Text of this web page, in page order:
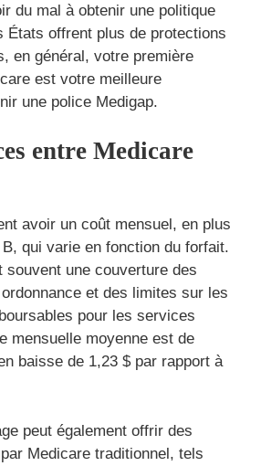
du mal à obtenir une politique
États offrent plus de protections
en général, votre première
est votre meilleure
une police Medigap.
entre Medicare
avoir un coût mensuel, en plus
qui varie en fonction du forfait.
souvent une couverture des
et des limites sur les
pour les services
mensuelle moyenne est de
baisse de 1,23 $ par rapport à
peut également offrir des
Medicare traditionnel, tels